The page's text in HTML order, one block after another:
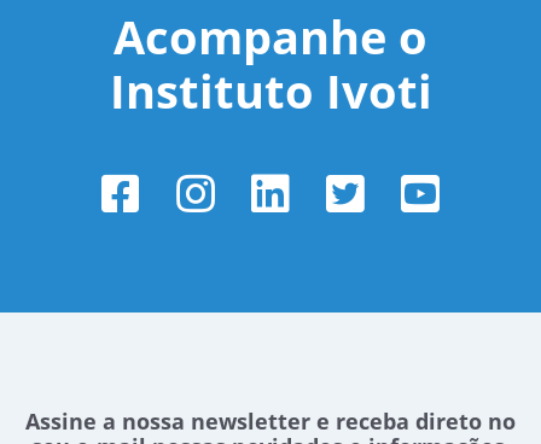
Acompanhe o
Instituto Ivoti
Assine a nossa newsletter e receba direto no